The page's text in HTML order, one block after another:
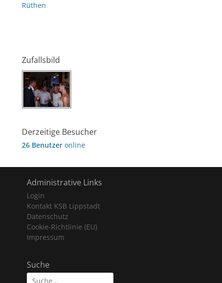
Rüthen
Zufallsbild
Derzeitige Besucher
26 Benutzer online
Administrative Links
Login
Kontakt KSB Lippstadt
Datenschutz
Cookie-Richtlinie (EU)
Impressum
Suche
Suche